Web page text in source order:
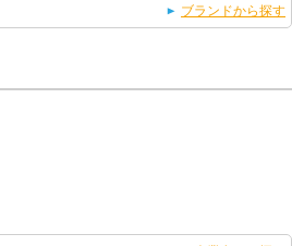
ブランドから探す